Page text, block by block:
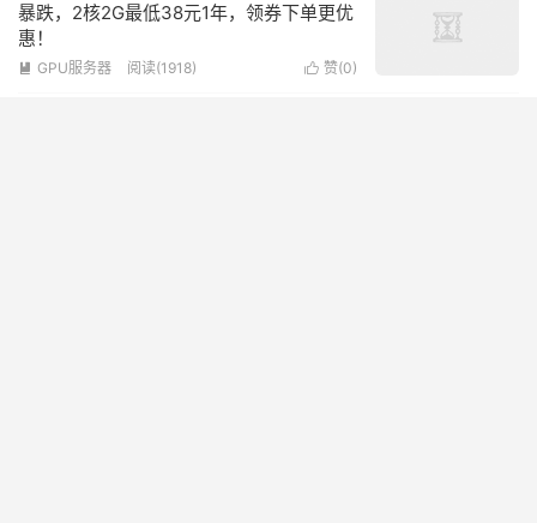
暴跌，2核2G最低38元1年，领券下单更优
惠！
 赞(0)
 GPU服务器 阅读(1918)